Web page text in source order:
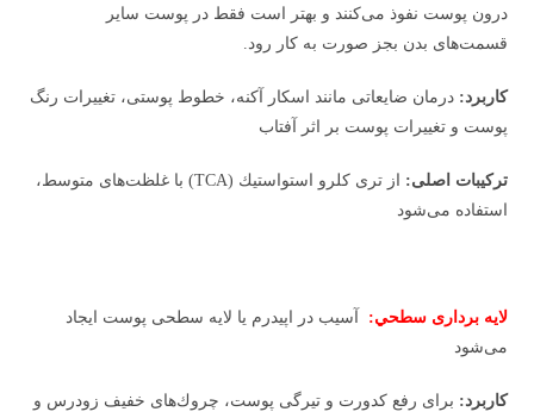
درون پوست نفوذ می‌كنند و بهتر است فقط در پوست ساير
قسمت‌های بدن بجز صورت به كار رود.
كاربرد: درمان ضايعاتی مانند اسكار آكنه، خطوط پوستی، تغييرات رنگ
پوست و تغييرات پوست بر اثر آفتاب
تركيبات اصلی:
از تری كلرو استواستيك (TCA) با غلظت‌های متوسط،
استفاده می‌شود
لايه برداری سطحي: آسيب در اپيدرم يا لايه سطحی پوست ايجاد
می‌شود
كاربرد: برای رفع كدورت و تيرگی پوست، چروك‌های خفيف زودرس و